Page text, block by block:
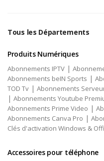
Tous les Départements
Produits Numériques
Abonnements IPTV |
Abonnements beIN Sports |
TOD Tv | Abonnements
| Abonnements Youtube
Abonnements Prime Video |
Abonnements Canva Pro |
Clés d'activation Windows &
Accessoires pour téléphone